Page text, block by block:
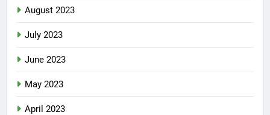
August 2023
July 2023
June 2023
May 2023
April 2023